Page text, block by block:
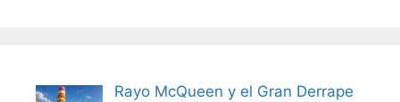
Rayo McQueen y el Gran Derrape